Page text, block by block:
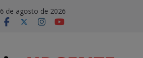
6 de agosto de 2026
modal-check